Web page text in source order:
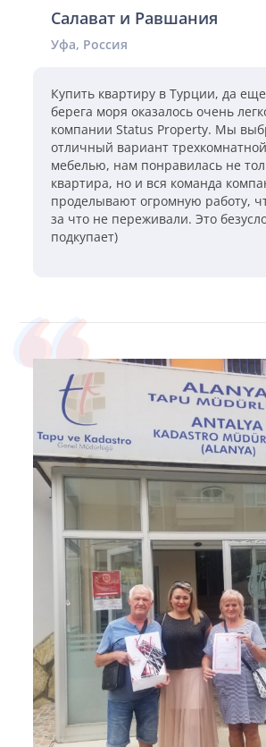
Салават и Равшания
Уфа, Россия
Купить квартиру в Турции, да
берега моря оказалось очень
компании Status Property. Мы
отличный вариант
мебелью, нам понравилась не
квартира, но и вся команда
проделывают огромную работу,
за что не переживали. Это
подкупает)